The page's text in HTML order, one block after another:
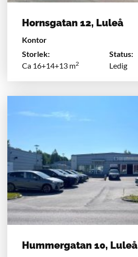
Hornsgatan 12, Luleå
Kontor
Storlek:
Status:
Ca 16+14+13 m2 Ledig
Hummergatan 10, Luleå